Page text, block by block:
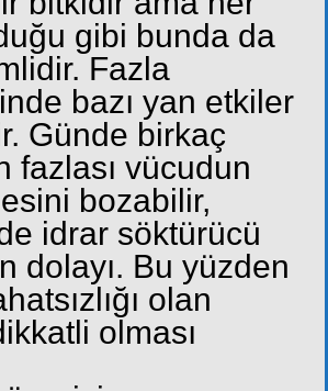
gibi bunda da
Fazla
bazı yan etkiler
Günde birkaç
fazlası vücudun
bozabilir,
idrar söktürücü
dolayı. Bu yüzden
olan
olması